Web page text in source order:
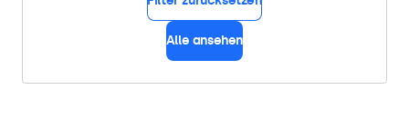
Alle ansehen